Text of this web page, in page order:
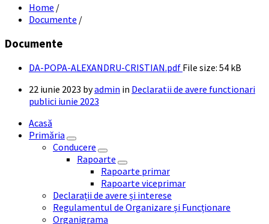
Home /
Documente /
Documente
DA-POPA-ALEXANDRU-CRISTIAN.pdf File size: 54 kB
22 iunie 2023 byadmin in Declaratii de avere functionari
publici iunie 2023
Acasă
Primăria
Conducere
Rapoarte
Rapoarte primar
Rapoarte viceprimar
Declarații de avere și interese
Regulamentul de Organizare și Funcționare
Organigrama